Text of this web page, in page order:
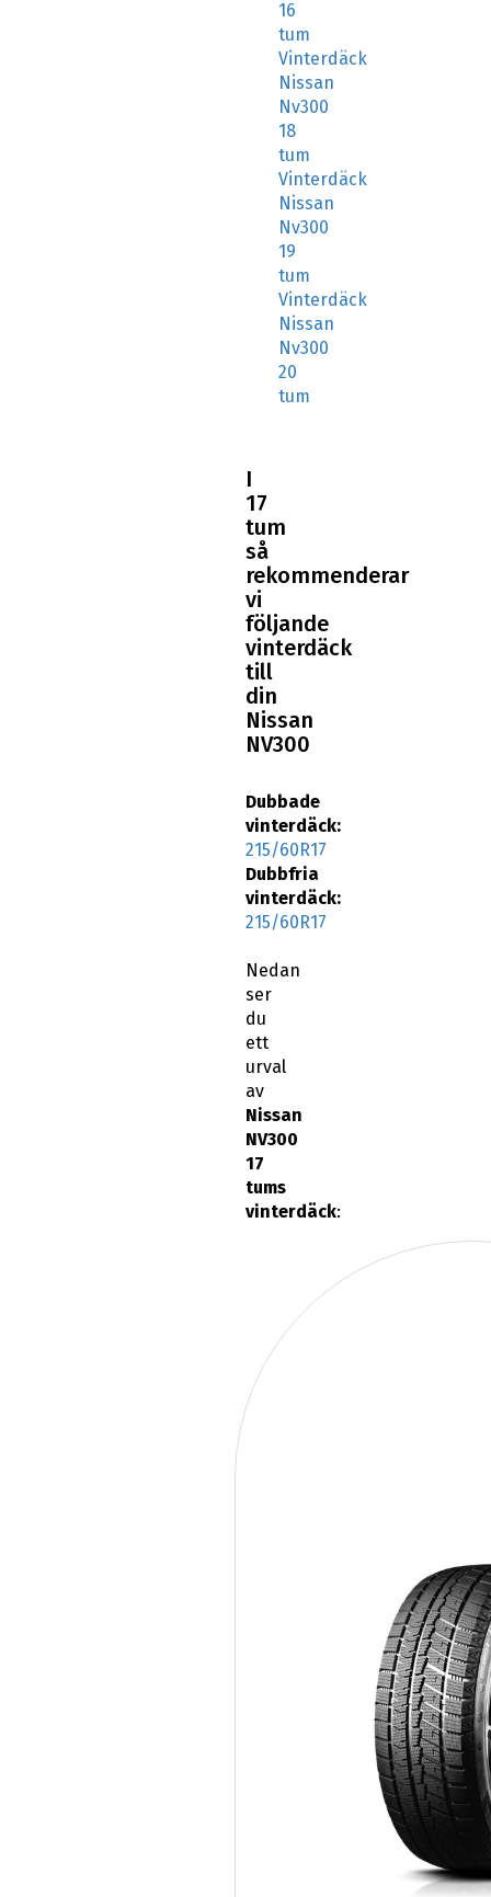
tum
Vinterdäck
Nissan
Nv300
18
tum
Vinterdäck
Nissan
Nv300
19
tum
Vinterdäck
Nissan
Nv300
20
tum
I
17
tum
så
rekommenderar
vi
följande
vinterdäck
till
din
Nissan
NV300
vinterdäck:
215/60R17
Dubbfria
vinterdäck:
215/60R17
ser
du
ett
urval
av
Nissan
NV300
17
tums
vinterdäck